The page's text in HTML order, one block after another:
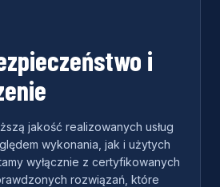
i
jakość realizowanych usług
wykonania, jak i użytych
wyłącznie z certyfikowanych
rozwiązań, które